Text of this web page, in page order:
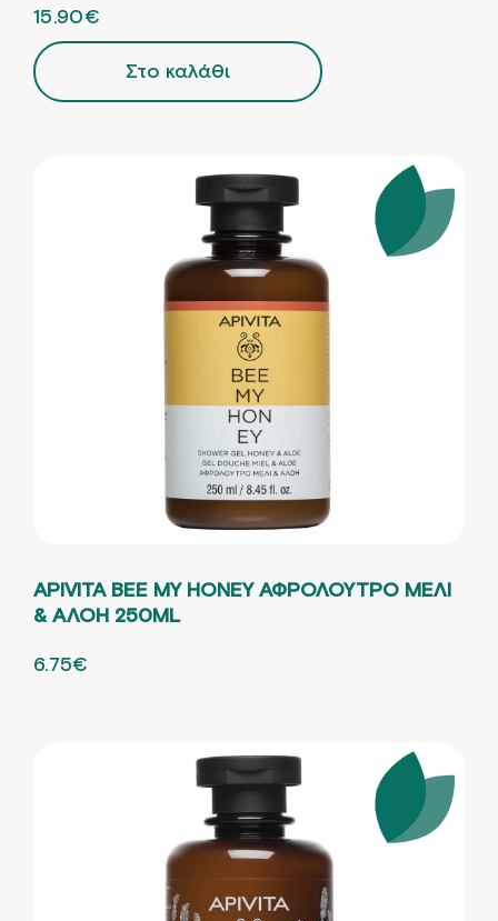
ORIGINAL PRICE WAS: 22.71€.
15.90€
Στο καλάθι
APIVITA BEE MY HONEY ΑΦΡΟΛΟΥΤΡΟ ΜΕΛΙ
& ΑΛΟΗ 250ML
ORIGINAL PRICE WAS: 9.65€.
6.75€